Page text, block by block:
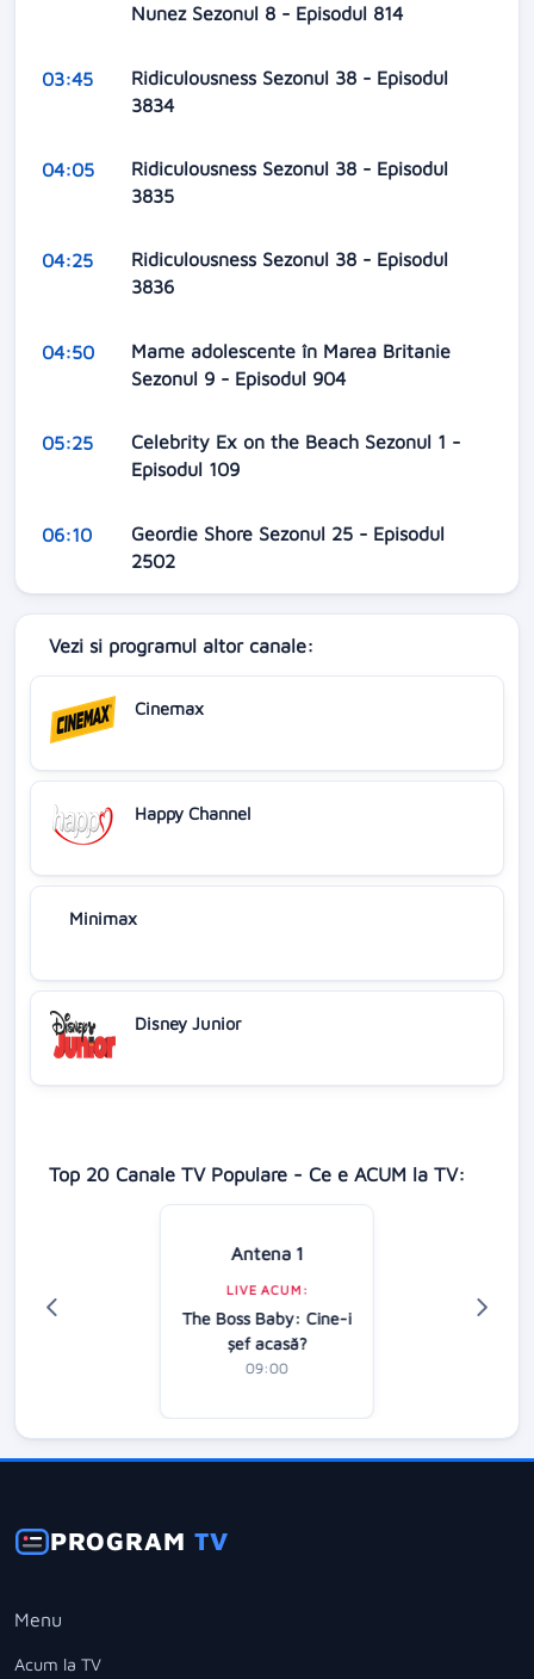
Nunez Sezonul 8 - Episodul 814
03:45
Ridiculousness Sezonul 38 - Episodul
3834
04:05
Ridiculousness Sezonul 38 - Episodul
3835
04:25
Ridiculousness Sezonul 38 - Episodul
3836
04:50
Mame adolescente în Marea Britanie
Sezonul 9 - Episodul 904
05:25
Celebrity Ex on the Beach Sezonul 1 -
Episodul 109
06:10
Geordie Shore Sezonul 25 - Episodul
2502
Vezi si programul altor canale:
Cinemax
Happy Channel
Minimax
Disney Junior
Top 20 Canale TV Populare - Ce e ACUM la TV:
Antena 1
LIVE ACUM:
The Boss Baby: Cine-i
şef acasă?
09:00
PROGRAMTV
Menu
Acum la TV